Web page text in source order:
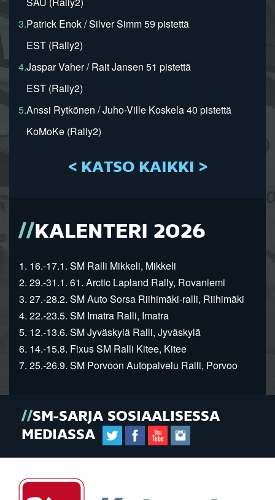
3.Patrick Enok / Silver Simm 59 pistettä
EST (Rally2)
4.Jaspar Vaher / Rait Jansen 51 pistettä
EST (Rally2)
5.Anssi Rytkönen / Juho-Ville Koskela 40 pistettä
KoMoKe (Rally2)
< KATSO KAIKKI >
KALENTERI 2026
1. 16.-17.1. SM Ralli Mikkeli, Mikkeli
2. 29.-31.1. 61. Arctic Lapland Rally, Rovaniemi
3. 27.-28.2. SM Auto Sorsa Riihimäki-ralli, Riihimäki
4. 22.-23.5. SM Imatra Ralli, Imatra
5. 12.-13.6. SM Jyväskylä Ralli, Jyväskylä
6. 14.-15.8. Fixus SM Ralli Kitee, Kitee
7. 25.-26.9. SM Porvoon Autopalvelu Ralli, Porvoo
SM-SARJA SOSIAALISESSA
MEDIASSA